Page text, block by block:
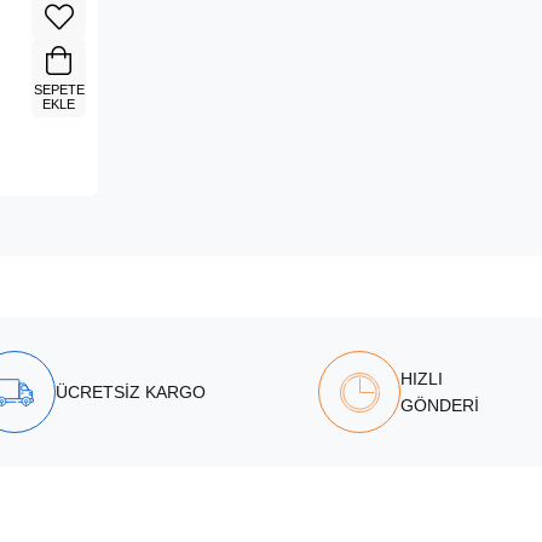
SEPETE
EKLE
ÜCRETSİZ KARGO
HIZLI
GÖNDERİ